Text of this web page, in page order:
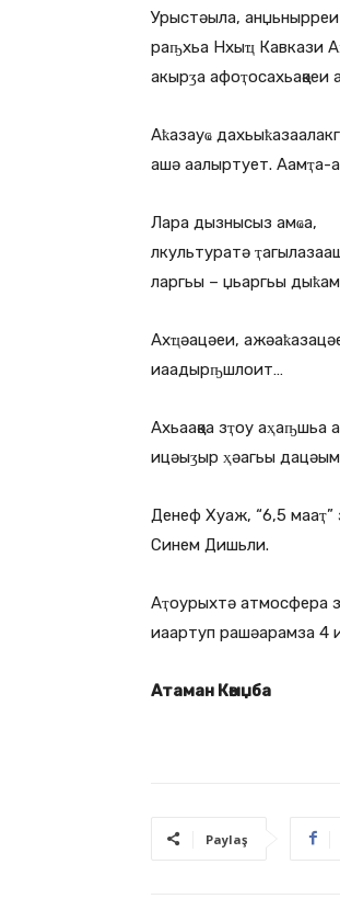
Урыстәыла, анџьнырреи
раҧхьа Нхыҵ Кавкази
акырӡа афоҭосахьақәеи
Аҟазауҩ
ашә аалыртует. Аамҭа-
Лара дызнысыз амҩа,
лкультуратә
ларгьы – џьаргьы
Ахҵәацәеи,
иаадырҧшлоит…
Ахьаақәа зҭоу аҳаҧшьа
ицәыӡыр ҳәагьы
Денеф Хуаж, “6,5 мааҭ”
Синем Дишьли.
Аҭоурыхтә атмосфера
иаартуп рашәарамза 4
Атаман Кәыџба
Paylaş